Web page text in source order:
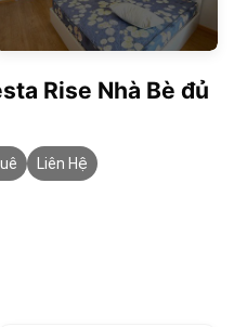
Rise Nhà Bè đủ
Liên Hệ